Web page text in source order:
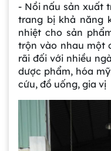
- Nồi nấu sản xuất
trang bị khả năng
nhiệt cho sản
trộn vào nhau một
rãi đối với nhiều
dược phẩm, hóa
cứu, đồ uống, gia vị